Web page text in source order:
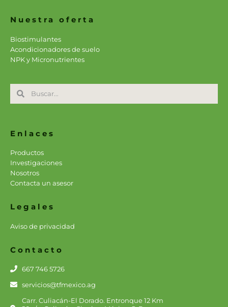
e
b
o
o
k
t
a
g
r
a
k
e
d
i
n
t
u
e
Nuestra oferta
Biostimulantes
Acondicionadores de suelo
NPK y Micronutrientes
SearchSearch
Enlaces
Productos
Investigaciones
Nosotros
Contacta un asesor
Legales
Aviso de privacidad
Contacto
667 746 5726
servicios@tfmexico.ag
Carr. Culiacán-El Dorado. Entronque 12 Km